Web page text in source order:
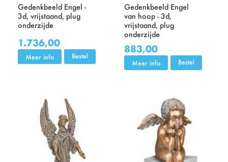
Gedenkbeeld Engel -
3d, vrijstaand, plug
onderzijde
1.736,00
Meer info Bestel
Gedenkbeeld Engel
van hoop - 3d,
vrijstaand, plug
onderzijde
883,00
Meer info Bestel